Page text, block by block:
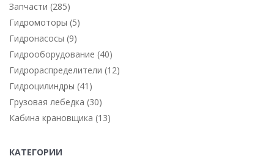
Запчасти (285)
Гидромоторы (5)
Гидронасосы (9)
Гидрооборудование (40)
Гидрораспределители (12)
Гидроцилиндры (41)
Грузовая лебедка (30)
Кабина крановщика (13)
КАТЕГОРИИ